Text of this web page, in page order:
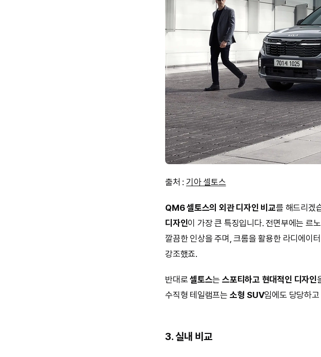
출처 : 기아 셀토스
QM6 셀토스의 외관 디자인 비교를 해드리겠
디자인이 가장 큰 특징입니다. 전면부에는 르
깔끔한 인상을 주며, 크롬을 활용한 라디에이
강조했죠.
반대로셀토스는스포티하고 현대적인 디자인
수직형 테일램프는 소형 SUV임에도 당당하고
3. 실내 비교